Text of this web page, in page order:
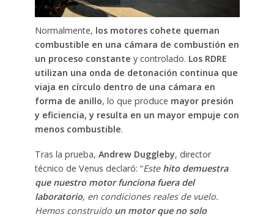
Normalmente, los motores cohete queman
combustible en una cámara de combustión en
un proceso constante y controlado. Los RDRE
utilizan una onda de detonación continua que
viaja en círculo dentro de una cámara en
forma de anillo, lo que produce mayor presión
y eficiencia, y resulta en un mayor empuje con
menos combustible.
Tras la prueba, Andrew Duggleby, director
técnico de Venus declaró: “Este hito demuestra
que nuestro motor funciona fuera del
laboratorio, en condiciones reales de vuelo.
Hemos construido un motor que no solo